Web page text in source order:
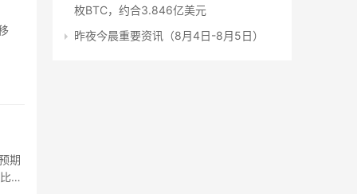
期
特
枚BTC，约合3.846亿美元
昨夜今晨重要资讯（8月4日-8月5日）